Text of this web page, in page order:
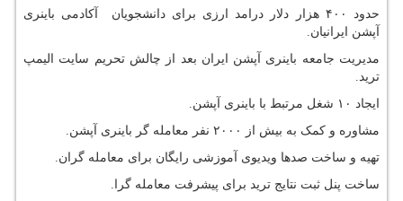
حدود ۴۰۰ هزار دلار درامد ارزی برای دانشجویان آکادمی باینری
آپشن ایرانیان.
مدیریت جامعه باینری آپشن ایران بعد از چالش تحریم سایت الیمپ
ترید.
ایجاد ۱۰ شغل مرتبط با باینری آپشن.
مشاوره و کمک به بیش از ۲۰۰۰ نفر معامله گر باینری آپشن.
تهیه و ساخت صدها ویدیوی آموزشی رایگان برای معامله گران.
ساخت پنل ثبت نتایج ترید برای پیشرفت معامله گرا.